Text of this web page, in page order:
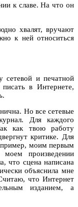
к славе. На что он
хвалят, вручают
к ней относиться
сетевой и печатной
в Интернете,
Но все сетевые
Для каждого
как твою работу
критике. Для
моим первым
произведении
что сцена написана
объяснила мне
что Интернет
изданием, а